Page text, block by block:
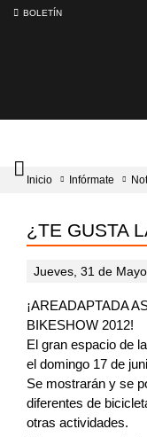
BOLETÍN
Intercambiador
del
principal
Inicio Infórmate
¿TE GUSTA
Jueves, 31 de Mayo
¡AREADAPTADA
BIKESHOW 2012!
El gran espacio de
el domingo 17 de
Se mostrarán y se
diferentes de
otras actividades.